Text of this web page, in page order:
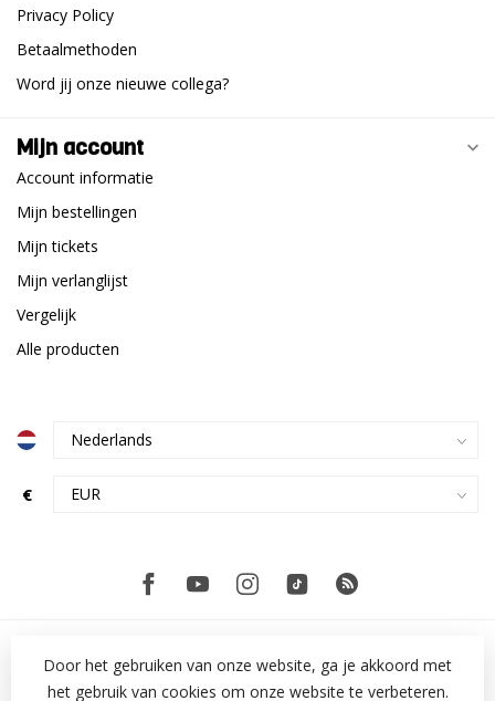
Privacy Policy
Betaalmethoden
Word jij onze nieuwe collega?
Mijn account
Account informatie
Mijn bestellingen
Mijn tickets
Mijn verlanglijst
Vergelijk
Alle producten
€
Door het gebruiken van onze website, ga je akkoord met
het gebruik van cookies om onze website te verbeteren.